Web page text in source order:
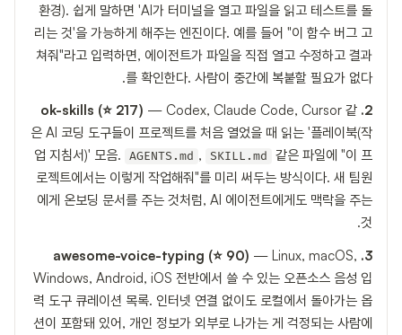
환경). 쉽게 말하면 'AI가 터미널을 열고 파일을 읽고 테스트를 돌
리는 것'을 가능하게 해주는 엔진이다. 예를 들어 "이 함수 버그 고
쳐줘"라고 입력하면, 에이전트가 파일을 직접 열고 수정하고 결과
를 확인한다. 사람이 중간에 복붙할 필요가 없다.
2. ok-skills (⭐ 217)
— Codex, Claude Code, Cursor 같
은 AI 코딩 도구들이 프로젝트를 처음 열었을 때 읽는 '플레이북(작
업 지침서)' 모음.
AGENTS.md , SKILL.md
같은 파일에 "이 프
로젝트에서는 이렇게 작업해줘"를 미리 써두는 방식이다. 새 팀원
에게 온보딩 문서를 주는 것처럼, AI 에이전트에게도 맥락을 주는
것.
3. awesome-voice-typing (⭐ 90)
— Linux, macOS,
Windows, Android, iOS 전반에서 쓸 수 있는 오픈소스 음성 입
력 도구 큐레이션 목록. 인터넷 연결 없이도 로컬에서 돌아가는 옵
션이 포함돼 있어, 개인 정보가 외부로 나가는 게 걱정되는 사람에